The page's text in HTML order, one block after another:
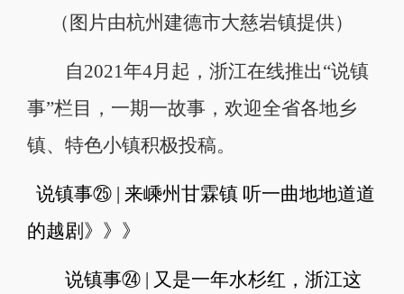
（图片由杭州建德市大慈岩镇提供）
自2021年4月起，浙江在线推出“说镇
事”栏目，一期一故事，欢迎全省各地乡
镇、特色小镇积极投稿。
说镇事㉕ | 来嵊州甘霖镇 听一曲地地道道
的越剧 》》》
说镇事㉔ | 又是一年水杉红，浙江这